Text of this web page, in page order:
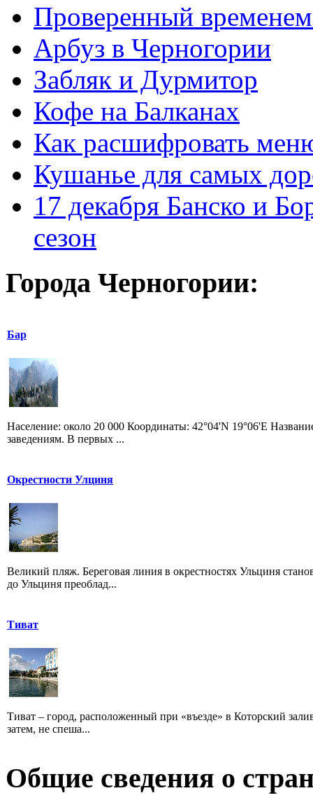
Проверенный временем
Арбуз в Черногории
Забляк и Дурмитор
Кофе на Балканах
Как расшифровать
Кушанье для самых
17 декабря Банско и
сезон
Города Черногории:
Бар
Население: около 20 000 Координаты: 42°04'N 19°06'E
заведениям. В первых ...
Окрестности Улциня
Великий пляж. Береговая линия в окрестностях Ульциня
до Ульциня преоблад...
Тиват
Тиват – город, расположенный при «въезде» в Которский
затем, не спеша...
Общие сведения о